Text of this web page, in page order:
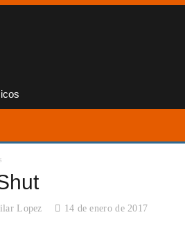
Lopez
14 de enero de 2017